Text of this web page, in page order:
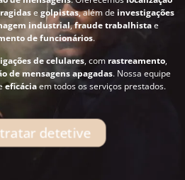
e golpistas, além de investigações
industrial,fraude trabalhistae
de funcionários.
de celulares, com rastreamento,
de mensagens apagadas. Nossa equipe
eficáciaem todos os serviços prestados.
detetive